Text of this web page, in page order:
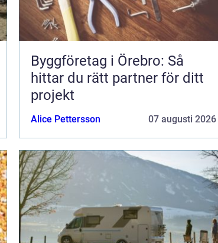
Byggföretag i Örebro: Så
hittar du rätt partner för ditt
projekt
Alice Pettersson 07 augusti 2026